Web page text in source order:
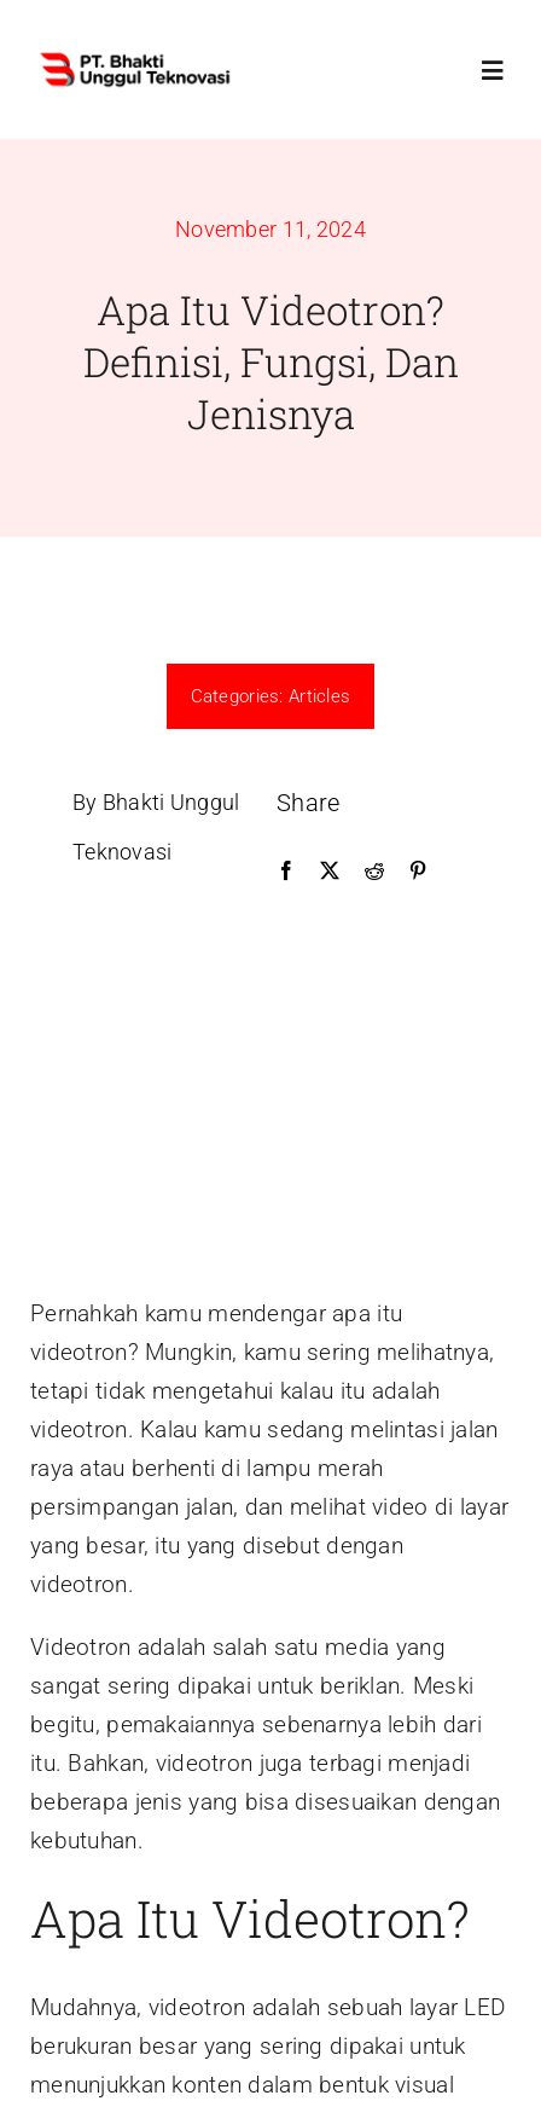
content
Services
November 11, 2024
Apa Itu Videotron?
Definisi, Fungsi, Dan
Jenisnya
Categories:Articles
By Bhakti Unggul
Teknovasi
Share
Pernahkah kamu mendengar apa itu
videotron? Mungkin, kamu sering melihatnya,
tetapi tidak mengetahui kalau itu adalah
videotron. Kalau kamu sedang melintasi jalan
raya atau berhenti di lampu merah
persimpangan jalan, dan melihat video di layar
yang besar, itu yang disebut dengan
videotron.
Videotron adalah salah satu media yang
sangat sering dipakai untuk beriklan. Meski
begitu, pemakaiannya sebenarnya lebih dari
itu. Bahkan, videotron juga terbagi menjadi
beberapa jenis yang bisa disesuaikan dengan
kebutuhan.
Apa Itu Videotron?
Mudahnya, videotron adalah sebuah layar LED
berukuran besar yang sering dipakai untuk
menunjukkan konten dalam bentuk visual